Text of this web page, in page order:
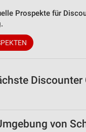
Prospekte für
Discounter
von